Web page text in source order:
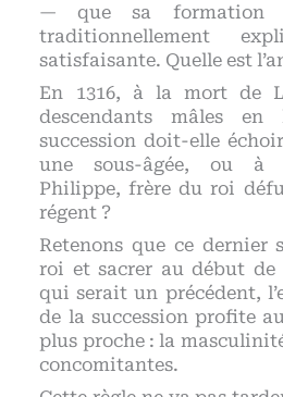
— que sa formation
traditionnellement
satisfaisante. Quelle est
En 1316, à la mort de
descendants mâles
succession doit-elle
une sous-âgée, ou à
Philippe, frère du roi
régent ?
Retenons que ce dernier
roi et sacrer au début de
qui serait un précédent,
de la succession profite
plus proche : la
concomitantes.